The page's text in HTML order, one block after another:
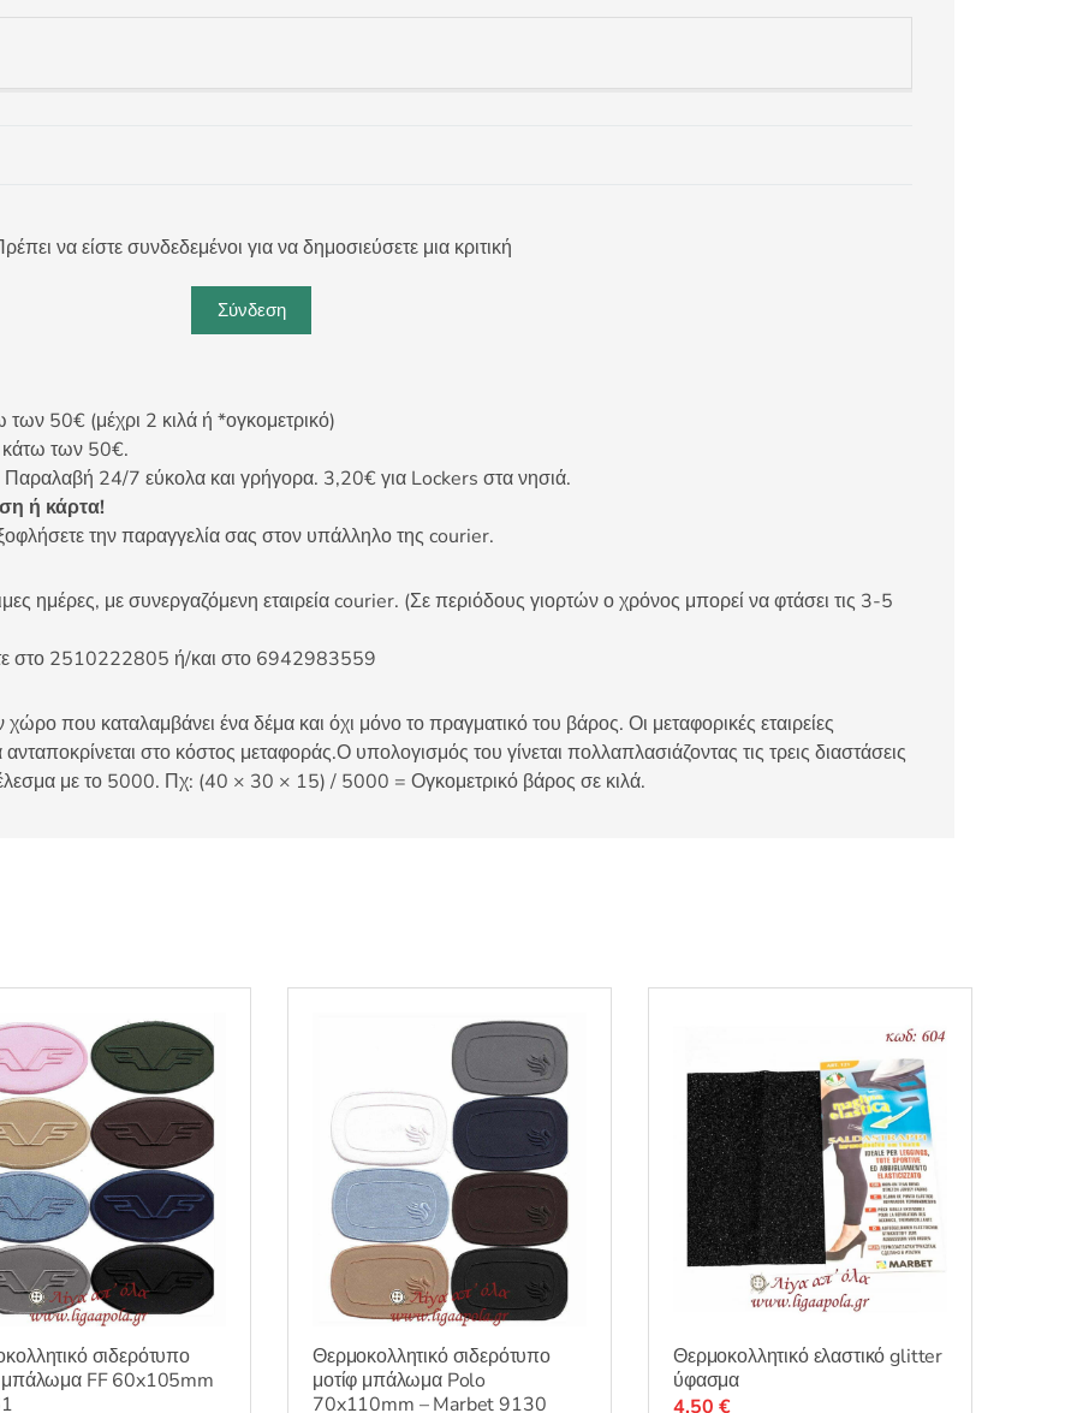
να είστε συνδεδεμένοι για να δημοσιεύσετε μια κριτική
Σύνδεση
50€ (μέχρι 2 κιλά ή *ογκομετρικό)
κάτω των 50€.
24/7 εύκολα και γρήγορα. 3,20€ για Lockers στα νησιά.
ή κάρτα!
την παραγγελία σας στον υπάλληλο της courier.
ημέρες, με συνεργαζόμενη εταιρεία courier. (Σε περιόδους γιορτών ο χρόνος μπορεί να φτάσει τις 3-5
στο 2510222805 ή/και στο 6942983559
που καταλαμβάνει ένα δέμα και όχι μόνο το πραγματικό του βάρος. Οι μεταφορικές εταιρείες
στο κόστος μεταφοράς.Ο υπολογισμός του γίνεται πολλαπλασιάζοντας τις τρεις διαστάσεις
με το 5000. Πχ: (40 × 30 × 15) / 5000 = Ογκομετρικό βάρος σε κιλά.
σιδερότυπο
μπάλωμα FF 60x105mm
Θερμοκολλητικό σιδερότυπο
μοτίφ μπάλωμα Polo
70x110mm – Marbet 9130
Θερμοκολλητικό ελαστικό glitter
ύφασμα
4,50 €